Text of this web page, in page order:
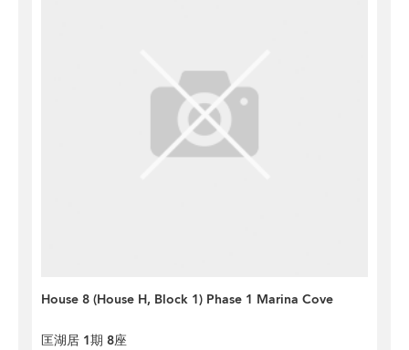
House 8 (House H, Block 1) Phase 1 Marina Cove
匡湖居 1期 8座